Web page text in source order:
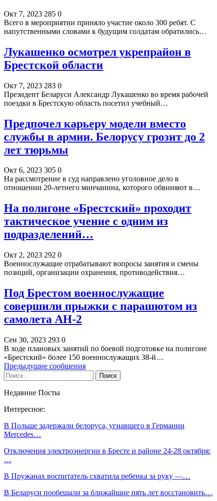
Окт 7, 2023 285 0
Всего в мероприятии приняло участие около 300 ребят. С
напутственными словами к будущим солдатам обратились…
Лукашенко осмотрел укрепрайон в
Брестской области
Окт 7, 2023 283 0
Президент Беларуси Александр Лукашенко во время рабочей
поездки в Брестскую область посетил учебный…
Предпочел карьеру модели вместо
службы в армии. Белорусу грозит до 2
лет тюрьмы
Окт 6, 2023 305 0
На рассмотрение в суд направлено уголовное дело в
отношении 20-летнего минчанина, которого обвиняют в…
На полигоне «Брестский» проходит
тактическое учение с одним из
подразделений…
Окт 2, 2023 292 0
Военнослужащие отрабатывают вопросы занятия и смены
позиций, организации охранения, противодействия…
Под Брестом военнослужащие
совершили прыжки с парашютом из
самолета АН-2
Сен 30, 2023 293 0
В ходе плановых занятий по боевой подготовке на полигоне
«Брестский» более 150 военнослужащих 38-й…
Предыдущие сообщения
Недавние Посты
Интересное:
В Польше задержали белоруса, угнавшего в Германии
Mercedes…
Отключения электроэнергии в Бресте и районе 24-28 октября:
…
В Пружанах воспитатель схватила ребенка за руку —…
В Беларуси пообещали за ближайшие пять лет восстановить…